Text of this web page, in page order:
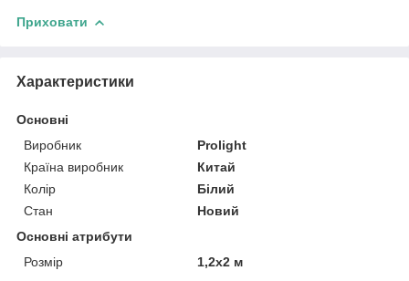
Приховати
Характеристики
Основні
Виробник
Prolight
Країна виробник
Китай
Колір
Білий
Стан
Новий
Основні атрибути
Розмір
1,2х2 м